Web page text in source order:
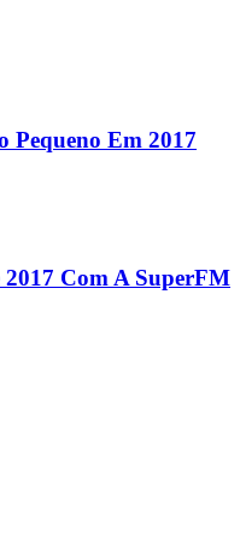
Pequeno Em 2017
Com A SuperFM